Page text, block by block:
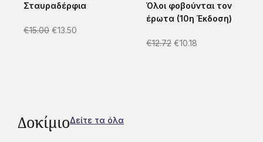
Σταυραδέρφια
€15.00 €13.50
Όλοι φοβούνται τον
έρωτα (10η Έκδοση)
€12.72 €10.18
ΔοκίμιοΔείτε τα όλα